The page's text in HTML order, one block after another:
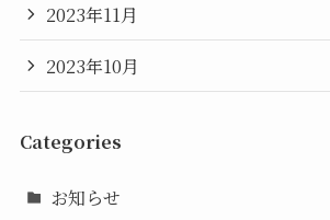
2023年11月
2023年10月
Categories
お知らせ